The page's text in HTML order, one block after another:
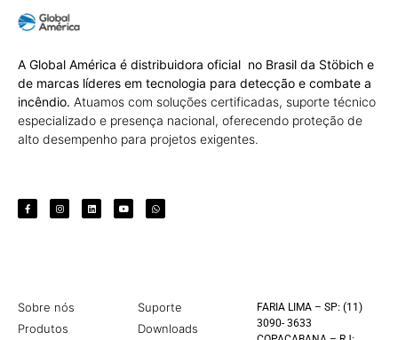
A Global América é distribuidora oficial no Brasil da Stöbich e
de marcas líderes em tecnologia para detecção e combate a
incêndio. Atuamos com soluções certificadas, suporte técnico
especializado e presença nacional, oferecendo proteção de
alto desempenho para projetos exigentes.
Sobre nós
Produtos
Suporte
Downloads
FARIA LIMA – SP: (11)
3090- 3633